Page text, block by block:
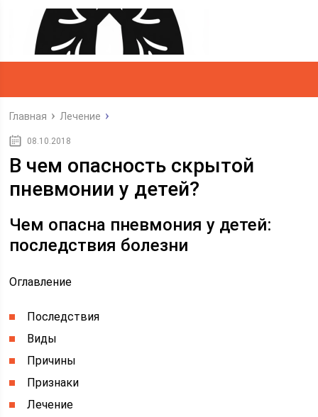
Главная Лечение
08.10.2018
В чем опасность скрытой
пневмонии у детей?
Чем опасна пневмония у детей:
последствия болезни
Оглавление
Последствия
Виды
Причины
Признаки
Лечение